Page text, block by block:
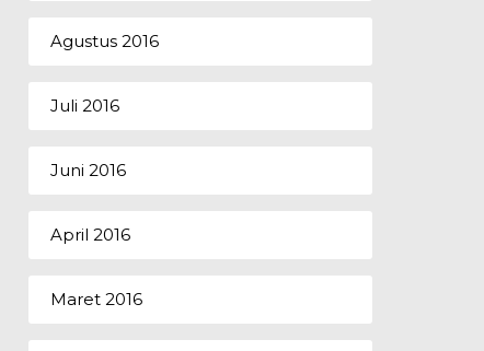
Agustus 2016
Juli 2016
Juni 2016
April 2016
Maret 2016